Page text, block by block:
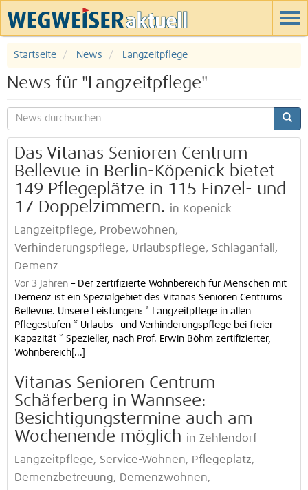
Startseite News Langzeitpflege
News für "Langzeitpflege"
Das Vitanas Senioren Centrum
Bellevue in Berlin-Köpenick bietet
149 Pflegeplätze in 115 Einzel- und
17 Doppelzimmern. in Köpenick
Langzeitpflege, Probewohnen,
Verhinderungspflege, Urlaubspflege, Schlaganfall,
Demenz
Vor 3 Jahren – Der zertifizierte Wohnbereich für Menschen mit
Demenz ist ein Spezialgebiet des Vitanas Senioren Centrums
Bellevue. Unsere Leistungen: * Langzeitpflege in allen
Pflegestufen * Urlaubs- und Verhinderungspflege bei freier
Kapazität * Spezieller, nach Prof. Erwin Böhm zertifizierter,
Wohnbereich[...]
Vitanas Senioren Centrum
Schäferberg in Wannsee:
Besichtigungstermine auch am
Wochenende möglich in Zehlendorf
Langzeitpflege, Service-Wohnen, Pflegeplatz,
Demenzbetreuung, Demenzwohnen,